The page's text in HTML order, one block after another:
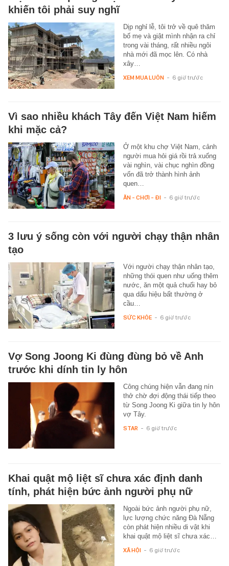
khiến tôi phải suy nghĩ
Dịp nghỉ lễ, tôi trở về quê thăm
bố mẹ và giật mình nhận ra chỉ
trong vài tháng, rất nhiều ngôi
nhà mới đã mọc lên. Có nhà
xây…
XEM MUA LUÔN - 6 giờ trước
Vì sao nhiều khách Tây đến Việt Nam hiếm
khi mặc cả?
Ở một khu chợ Việt Nam, cảnh
người mua hỏi giá rồi trả xuống
vài nghìn, vài chục nghìn đồng
vốn đã trở thành hình ảnh
quen…
ĂN - CHƠI - ĐI - 6 giờ trước
3 lưu ý sống còn với người chạy thận nhân
tạo
Với người chạy thận nhân tạo,
những thói quen như uống thêm
nước, ăn một quả chuối hay bỏ
qua dấu hiệu bất thường ở
cầu…
SỨC KHỎE - 6 giờ trước
Vợ Song Joong Ki đùng đùng bỏ về Anh
trước khi dính tin ly hôn
Công chúng hiện vẫn đang nín
thở chờ đợi động thái tiếp theo
từ Song Joong Ki giữa tin ly hôn
vợ Tây.
STAR - 6 giờ trước
Khai quật mộ liệt sĩ chưa xác định danh
tính, phát hiện bức ảnh người phụ nữ
Ngoài bức ảnh người phụ nữ,
lực lượng chức năng Đà Nẵng
còn phát hiện nhiều di vật khi
khai quật mộ liệt sĩ chưa xác…
XÃ HỘI - 6 giờ trước